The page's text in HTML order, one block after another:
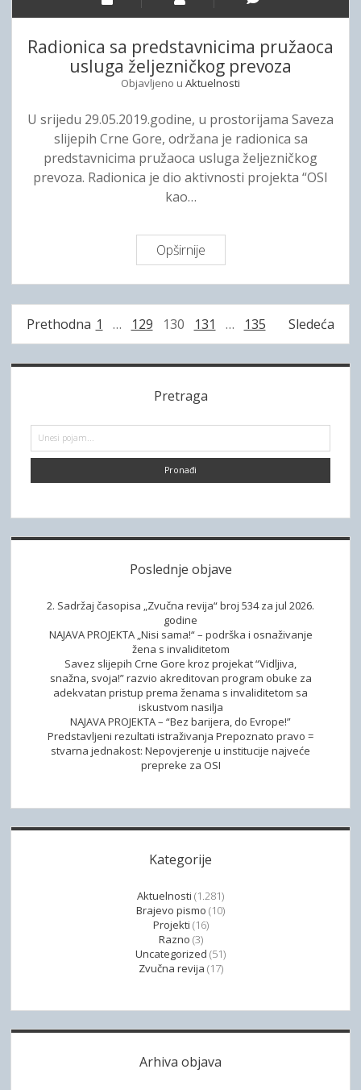
s
b
e
š
t
e
ć
v
i
d
a
j
a
v
n
j
a
o
b
i
n
l
i
Radionica sa predstavnicima pružaoca
usluga željezničkog prevoza
Objavljeno u Aktuelnosti
U srijedu 29.05.2019.godine, u prostorijama Saveza
slijepih Crne Gore, održana je radionica sa
predstavnicima pružaoca usluga željezničkog
prevoza. Radionica je dio aktivnosti projekta “OSI
kao…
Opširnije
a
d
i
o
n
i
a
s
p
r
d
s
a
v
n
i
c
i
m
a
p
r
u
a
o
a
u
s
l
u
g
j
P
o
s
p
g
a
t
Prethodna 1 … 129 130 131 … 135 Sledeća
a
Pretraga
e
g
a
Poslednje objave
2. Sadržaj časopisa „Zvučna revija“ broj 534 za jul 2026.
godine
NAJAVA PROJEKTA „Nisi sama!“ – podrška i osnaživanje
žena s invaliditetom
Savez slijepih Crne Gore kroz projekat “Vidljiva,
snažna, svoja!” razvio akreditovan program obuke za
adekvatan pristup prema ženama s invaliditetom sa
iskustvom nasilja
NAJAVA PROJEKTA – “Bez barijera, do Evrope!”
Predstavljeni rezultati istraživanja Prepoznato pravo =
stvarna jednakost: Nepovjerenje u institucije najveće
prepreke za OSI
Kategorije
Aktuelnosti (1.281)
Brajevo pismo (10)
Projekti (16)
Razno (3)
Uncategorized (51)
Zvučna revija (17)
Arhiva objava